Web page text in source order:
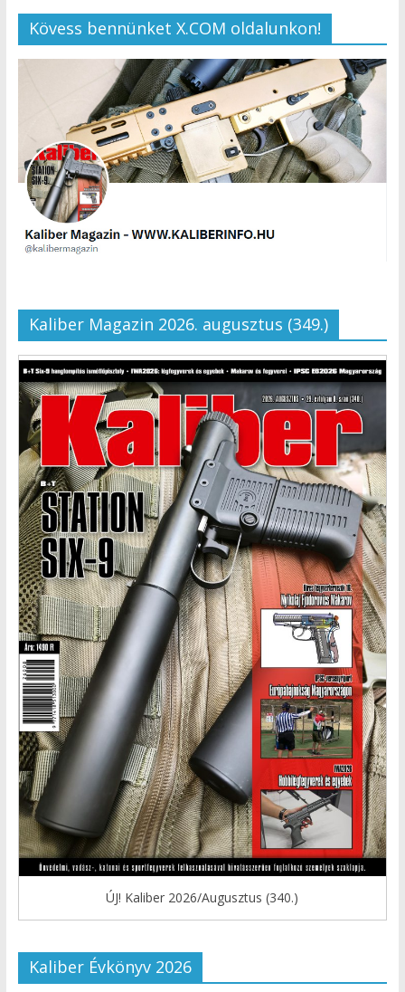
Kövess bennünket X.COM oldalunkon!
Kaliber Magazin 2026. augusztus (349.)
ÚJ! Kaliber 2026/Augusztus (340.)
Kaliber Évkönyv 2026